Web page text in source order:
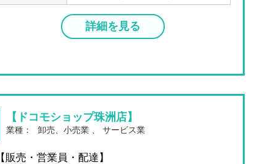
詳細を見る
【ドコモショップ珠洲店】
業種： 卸売、小売業 、 サービス業
【販売・営業員・配達】